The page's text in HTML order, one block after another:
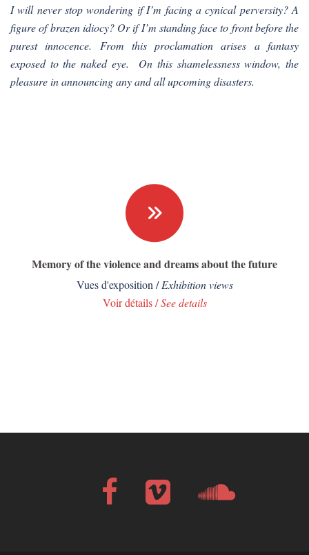
I will never stop wondering if I’m facing a cynical perversity? A
figure of brazen idiocy? Or if I’m standing face to front before the
purest innocence. From this proclamation arises a fantasy
exposed to the naked eye. On this shamelessness window, the
pleasure in announcing any and all upcoming disasters.
Memory of the violence and dreams about the future
Vues d'exposition /Exhibition views
Voir détails /See details
Bandcamp
Facebook Vimeo